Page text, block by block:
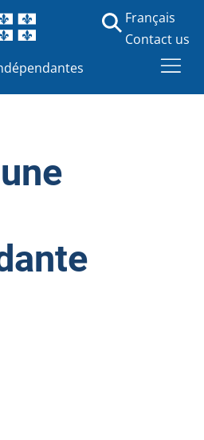
Français
Contact us